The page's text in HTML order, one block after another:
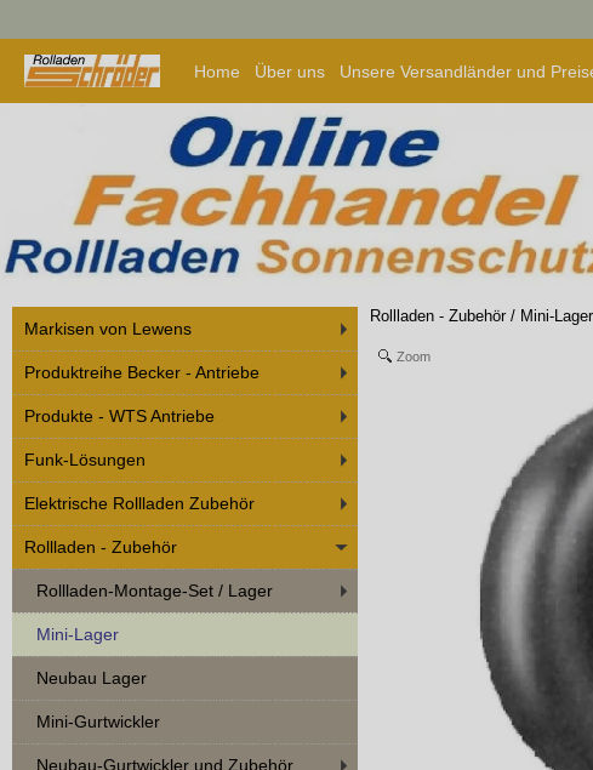
Home Über uns Unsere Versandländer und
Markisen von Lewens
Produktreihe Becker - Antriebe
Produkte - WTS Antriebe
Funk-Lösungen
Elektrische Rollladen Zubehör
Rollladen - Zubehör
Rollladen-Montage-Set / Lager
Mini-Lager
Neubau Lager
Mini-Gurtwickler
Neubau-Gurtwickler und Zubehör
Rollladen - Zubehör / Mini-Lager
Zoom